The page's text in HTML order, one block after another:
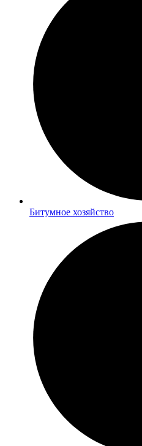
Битумное хозяйство